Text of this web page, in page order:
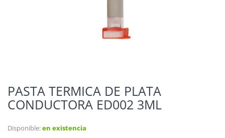
PASTA TERMICA DE PLATA
CONDUCTORA ED002 3ML
Disponible:en existencia